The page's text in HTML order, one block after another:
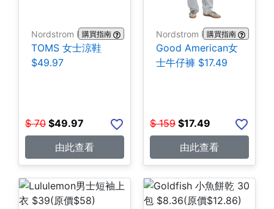
Nordstrom Rack購買指南
TOMS 女士涼鞋
$49.97
$ 70 $49.97
由此查看
Nordstrom Rack購買指南
Good American女
士牛仔褲 $17.49
$ 159 $17.49
由此查看